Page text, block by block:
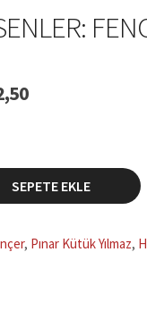
Şu
SEPETE EKLE
, Pınar Kütük Yılmaz,